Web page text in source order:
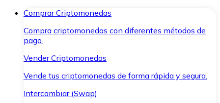
Comprar Criptomonedas
Compra criptomonedas con diferentes métodos de
pago.
Vender Criptomonedas
Vende tus criptomonedas de forma rápida y segura.
Intercambiar (Swap)